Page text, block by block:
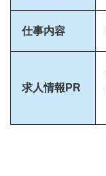
仕事内容
求人情報PR